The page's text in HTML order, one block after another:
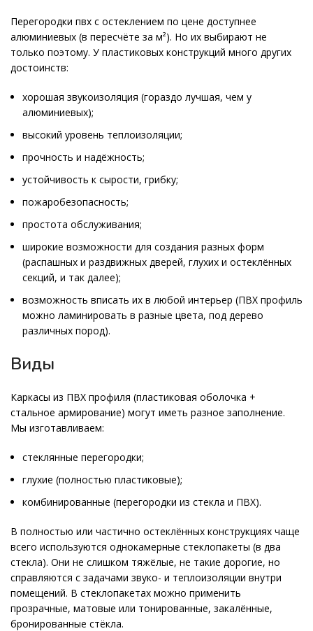
Перегородки пвх с остеклением по цене доступнее
алюминиевых (в пересчёте за м²). Но их выбирают не
только поэтому. У пластиковых конструкций много других
достоинств:
хорошая звукоизоляция (гораздо лучшая, чем у
алюминиевых);
высокий уровень теплоизоляции;
прочность и надёжность;
устойчивость к сырости, грибку;
пожаробезопасность;
простота обслуживания;
широкие возможности для создания разных форм
(распашных и раздвижных дверей, глухих и остеклённых
секций, и так далее);
возможность вписать их в любой интерьер (ПВХ профиль
можно ламинировать в разные цвета, под дерево
различных пород).
Виды
Каркасы из ПВХ профиля (пластиковая оболочка +
стальное армирование) могут иметь разное заполнение.
Мы изготавливаем:
стеклянные перегородки;
глухие (полностью пластиковые);
комбинированные (перегородки из стекла и ПВХ).
В полностью или частично остеклённых конструкциях чаще
всего используются однокамерные стеклопакеты (в два
стекла). Они не слишком тяжёлые, не такие дорогие, но
справляются с задачами звуко- и теплоизоляции внутри
помещений. В стеклопакетах можно применить
прозрачные, матовые или тонированные, закалённые,
бронированные стёкла.